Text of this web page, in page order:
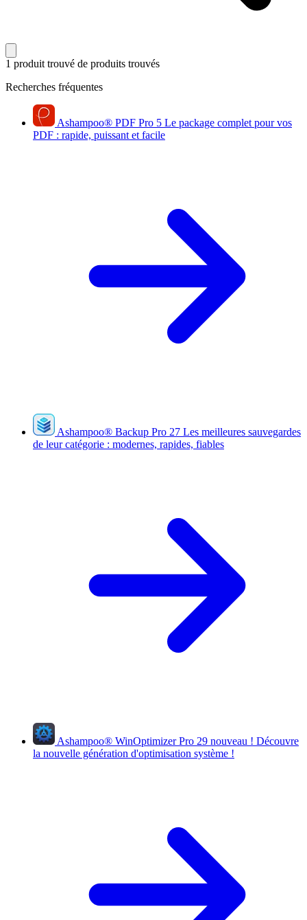
1 produit trouvé de produits trouvés
Recherches fréquentes
Ashampoo® PDF Pro 5 Le package complet pour vos
PDF : rapide, puissant et facile
Ashampoo® Backup Pro 27 Les meilleures sauvegardes
de leur catégorie : modernes, rapides, fiables
Ashampoo® WinOptimizer Pro 29 nouveau ! Découvre
la nouvelle génération d'optimisation système !